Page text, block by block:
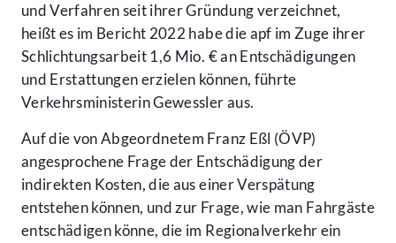
und Verfahren seit ihrer Gründung verzeichnet,
heißt es im Bericht 2022 habe die apf im Zuge ihrer
Schlichtungsarbeit 1,6 Mio. € an Entschädigungen
und Erstattungen erzielen können, führte
Verkehrsministerin Gewessler aus.
Auf die von Abgeordnetem Franz Eßl (ÖVP)
angesprochene Frage der Entschädigung der
indirekten Kosten, die aus einer Verspätung
entstehen können, und zur Frage, wie man Fahrgäste
entschädigen könne, die im Regionalverkehr ein